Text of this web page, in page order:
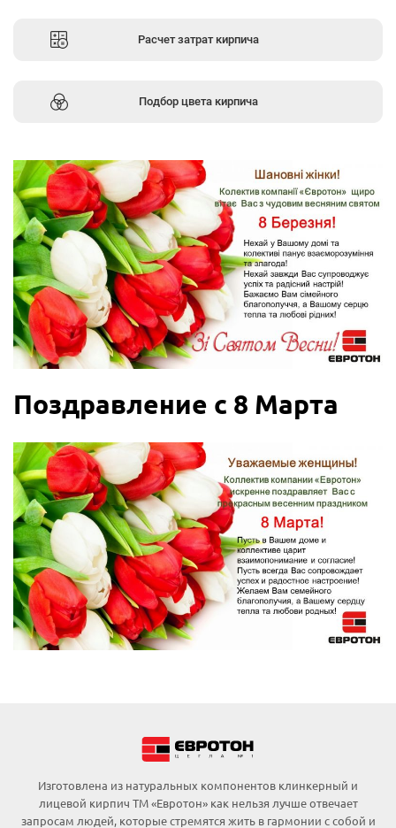
Поздравление с 8 Марта
Расчет затрат кирпича
Подбор цвета кирпича
Изготовлена из натуральных компонентов клинкерный и
лицевой кирпич ТМ «Евротон» как нельзя лучше отвечает
запросам людей, которые стремятся жить в гармонии с собой и